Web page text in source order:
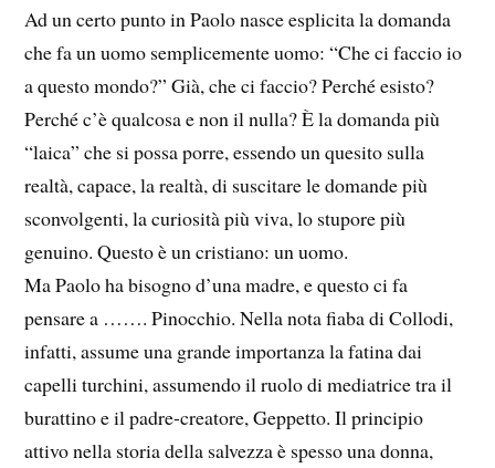
Ad un certo punto in Paolo nasce esplicita la domanda
che fa un uomo semplicemente uomo: “Che ci faccio io
a questo mondo?” Già, che ci faccio? Perché esisto?
Perché c’è qualcosa e non il nulla? È la domanda più
“laica” che si possa porre, essendo un quesito sulla
realtà, capace, la realtà, di suscitare le domande più
sconvolgenti, la curiosità più viva, lo stupore più
genuino. Questo è un cristiano: un uomo.
Ma Paolo ha bisogno d’una madre, e questo ci fa
pensare a ……. Pinocchio. Nella nota fiaba di Collodi,
infatti, assume una grande importanza la fatina dai
capelli turchini, assumendo il ruolo di mediatrice tra il
burattino e il padre-creatore, Geppetto. Il principio
attivo nella storia della salvezza è spesso una donna,